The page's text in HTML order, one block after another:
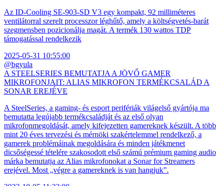
Az ID-Cooling SE-903-SD V3 egy kompakt, 92 milliméteres
ventilátorral szerelt processzor léghűtő, amely a költségvetés-barát
szegmensben pozicionálja magát. A termék 130 wattos TDP
támogatással rendelkezik
2025-05-31 10:55:00
@bgyula
A STEELSERIES BEMUTATJA A JÖVŐ GAMER
MIKROFONJAIT: ALIAS MIKROFON TERMÉKCSALÁD A
SONAR EREJÉVE
A SteelSeries, a gaming- és esport perifériák világelső gyártója ma
bemutatta legújabb termékcsaládját és az első olyan
mikrofonmegoldását, amely kifejezetten gamereknek készült. A több
mint 20 éves tervezési és mérnöki szakértelemmel rendelkező, a
gamerek problémáinak megoldására és minden játékmenet
dicsőségessé tételére szakosodott első számú prémium gaming audio
márka bemutatja az Alias mikrofonokat a Sonar for Streamers
erejével. Most „végre a gamereknek is van hangjuk”.